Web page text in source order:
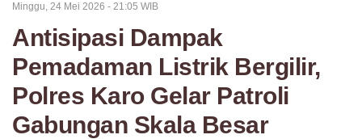
Minggu, 24 Mei 2026 - 21:05 WIB
Antisipasi Dampak
Pemadaman Listrik Bergilir,
Polres Karo Gelar Patroli
Gabungan Skala Besar